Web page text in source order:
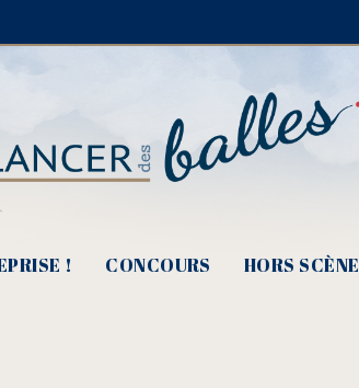
! CONCOURS HORS SCÈNE